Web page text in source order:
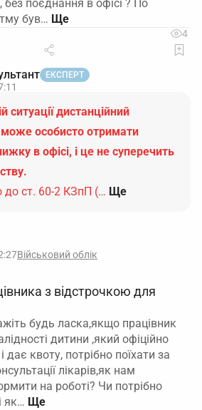
без поєднання в офісі ? По
був…
4
ЕКСПЕРТ
ситуації дистанційний
може особисто отримати
в офісі, і це не суперечить
до ст. 60-2 КЗпП (… Ще
Військовий облік
з відстрочкою для
будь ласка,якщо працівник
дитини ,який офіційно
квоту, потрібно поїхати за
лікарів,як нам
на роботі? Чи потрібно
як…